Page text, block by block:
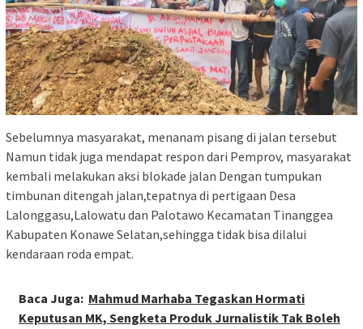
Sebelumnya masyarakat, menanam pisang di jalan tersebut
Namun tidak juga mendapat respon dari Pemprov, masyarakat
kembali melakukan aksi blokade jalan Dengan tumpukan
timbunan ditengah jalan,tepatnya di pertigaan Desa
Lalonggasu,Lalowatu dan Palotawo Kecamatan Tinanggea
Kabupaten Konawe Selatan,sehingga tidak bisa dilalui
kendaraan roda empat.
Baca Juga: Mahmud Marhaba Tegaskan Hormati
Keputusan MK, Sengketa Produk Jurnalistik Tak Boleh